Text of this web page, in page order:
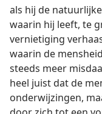
als hij de
waarin hij leeft, te
vernietiging
waarin de
steeds meer
heel juist dat de
onderwijzingen,